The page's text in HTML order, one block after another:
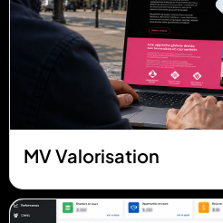
MV Valorisation